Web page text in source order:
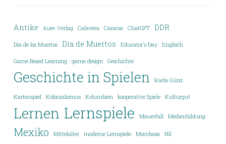
Antike Auer-Verlag Calavera Caracas ChatGPT DDR
Día de los Muertos Día de Muertos Educator's Day Englisch
Game Based Learning game design Geschichte
Geschichte in Spielen Karla Günz
Kartenspiel Kolonialismus Kolumbien kooperative Spiele Kulturgut
Lernen Lernspiele Mauerfall Medienbildung
Mexiko Mittelalter moderne Lernspiele Mombasa Nil